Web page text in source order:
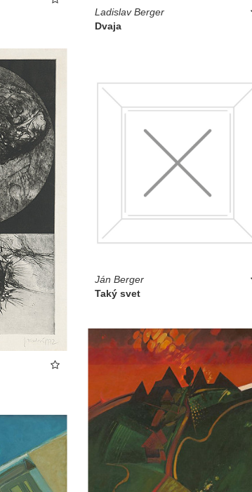
Ladislav Berger
Dvaja
Ján Berger
Taký svet